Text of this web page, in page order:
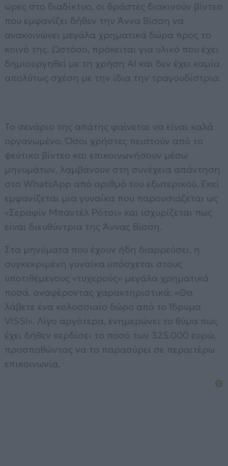
ώρες στο διαδίκτυο, οι δράστες διακινούν βίντεο
που εμφανίζει δήθεν την Άννα Βίσση να
ανακοινώνει μεγάλα χρηματικά δώρα προς το
κοινό της. Ωστόσο, πρόκειται για υλικό που έχει
δημιουργηθεί με τη χρήση AI και δεν έχει καμία
απολύτως σχέση με την ίδια την τραγουδίστρια.
Το σενάριο της απάτης φαίνεται να είναι καλά
οργανωμένο. Όσοι χρήστες πειστούν από το
ψεύτικο βίντεο και επικοινωνήσουν μέσω
μηνυμάτων, λαμβάνουν στη συνέχεια απάντηση
στο WhatsApp από αριθμό του εξωτερικού. Εκεί
εμφανίζεται μια γυναίκα που παρουσιάζεται ως
«Σεραφίν Μπαντέλ Ρότσι» και ισχυρίζεται πως
είναι διευθύντρια της Άννας Βίσση.
Στα μηνύματα που έχουν ήδη διαρρεύσει, η
συγκεκριμένη γυναίκα υπόσχεται στους
υποτιθέμενους «τυχερούς» μεγάλα χρηματικά
ποσά, αναφέροντας χαρακτηριστικά: «Θα
λάβετε ένα κολοσσιαίο δώρο από το Ίδρυμα
VISSI». Λίγο αργότερα, ενημερώνει το θύμα πως
έχει δήθεν κερδίσει το ποσό των 325.000 ευρώ,
προσπαθώντας να το παρασύρει σε περαιτέρω
επικοινωνία.